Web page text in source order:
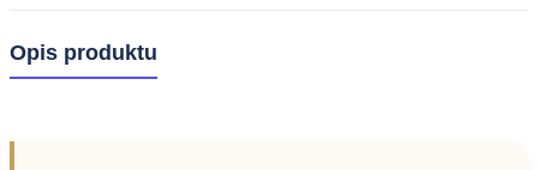
Opis produktu